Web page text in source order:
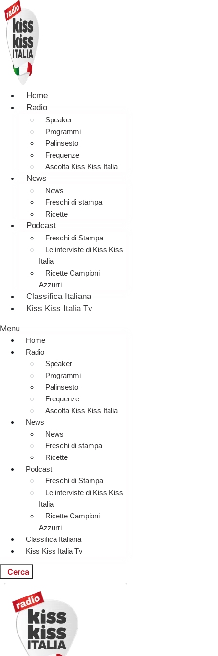
Home
Radio
Speaker
Programmi
Palinsesto
Frequenze
Ascolta Kiss Kiss Italia
News
News
Freschi di stampa
Ricette
Podcast
Freschi di Stampa
Le interviste di Kiss Kiss
Italia
Ricette Campioni
Azzurri
Classifica Italiana
Kiss Kiss Italia Tv
Menu
Home
Radio
Speaker
Programmi
Palinsesto
Frequenze
Ascolta Kiss Kiss Italia
News
News
Freschi di stampa
Ricette
Podcast
Freschi di Stampa
Le interviste di Kiss Kiss
Italia
Ricette Campioni
Azzurri
Classifica Italiana
Kiss Kiss Italia Tv
Cerca